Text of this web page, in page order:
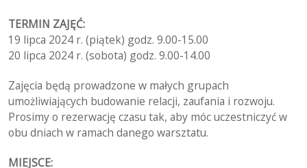
TERMIN ZAJĘĆ:
19 lipca 2024 r. (piątek) godz. 9.00-15.00
20 lipca 2024 r. (sobota) godz. 9.00-14.00
Zajęcia będą prowadzone w małych grupach
umożliwiających budowanie relacji, zaufania i rozwoju.
Prosimy o rezerwację czasu tak, aby móc uczestniczyć w
obu dniach w ramach danego warsztatu.
MIEJSCE: